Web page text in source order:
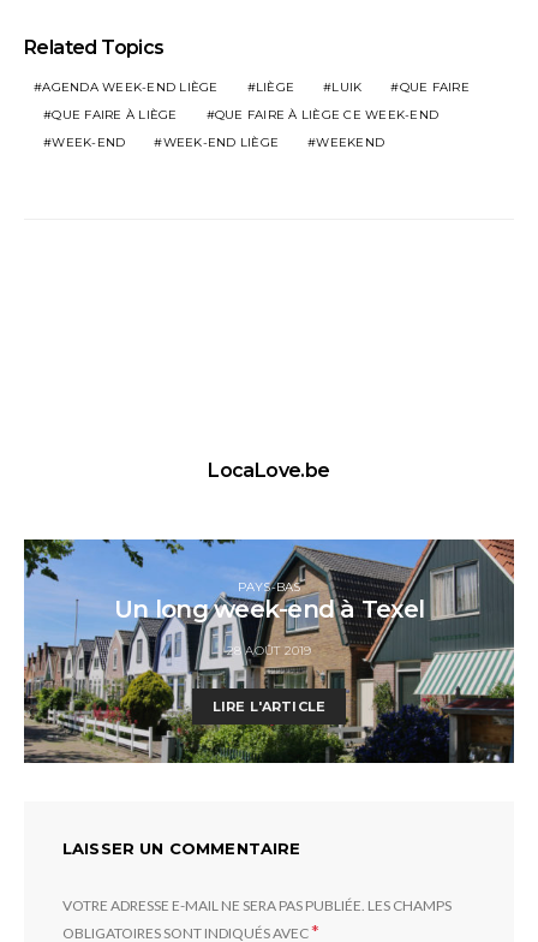
Related Topics
AGENDA WEEK-END LIÈGE LIÈGE LUIK
QUE FAIRE
QUE FAIRE À LIÈGE
QUE FAIRE À LIÈGE CE WEEK-END
WEEK-END
WEEK-END LIÈGE WEEKEND
LocaLove.be
PAYS-BAS
Un long week-end à Texel
28 AOÛT 2019
LIRE L'ARTICLE
LAISSER UN COMMENTAIRE
VOTRE ADRESSE E-MAIL NE SERA PAS PUBLIÉE. LES CHAMPS
OBLIGATOIRES SONT INDIQUÉS AVEC*